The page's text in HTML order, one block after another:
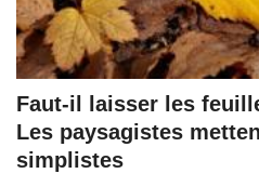
Faut-il laisser les
Les paysagistes
simplistes